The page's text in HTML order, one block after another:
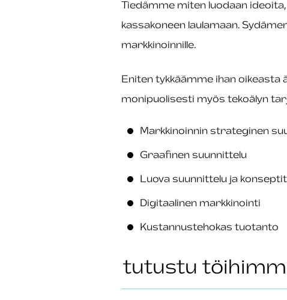
Tiedämme miten luodaan
kassakoneen laulamaan.
markkinoinnille.
Eniten tykkäämme ihan
monipuolisesti myös tekoälyn
Markkinoinnin strateginen
Graafinen suunnittelu
Luova suunnittelu ja konseptit
Digitaalinen markkinointi
Kustannustehokas tuotanto
tutustu